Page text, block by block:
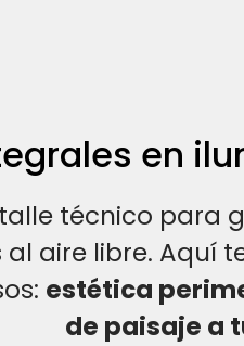
en
técnico para
aire libre. Aquí
estética
de paisaje a